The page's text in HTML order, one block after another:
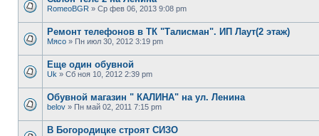
RomeoBGR » Ср фев 06, 2013 9:08 pm
Ремонт телефонов в ТК "Талисман". ИП Лаут(2 этаж)
Мясо » Пн июл 30, 2012 3:19 pm
Еще один обувной
Uk » Сб ноя 10, 2012 2:39 pm
Обувной магазин " КАЛИНА" на ул. Ленина
belov » Пн май 02, 2011 7:15 pm
В Богородицке строят СИЗО